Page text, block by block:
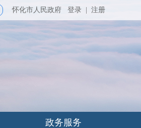
怀化市人民政府 登录 注册
政务服务